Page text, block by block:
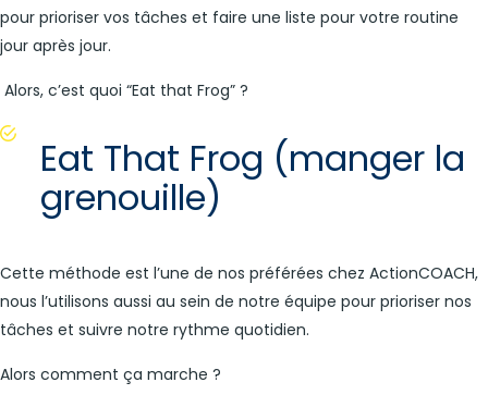
pour prioriser vos tâches et faire une liste pour votre routine
jour après jour.
Alors, c’est quoi “Eat that Frog” ?
Eat That Frog (manger la
grenouille)
Cette méthode est l’une de nos préférées chez ActionCOACH,
nous l’utilisons aussi au sein de notre équipe pour prioriser nos
tâches et suivre notre rythme quotidien.
Alors comment ça marche ?